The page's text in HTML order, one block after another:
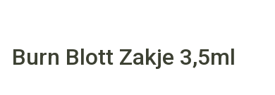
Burn Blott Zakje 3,5ml